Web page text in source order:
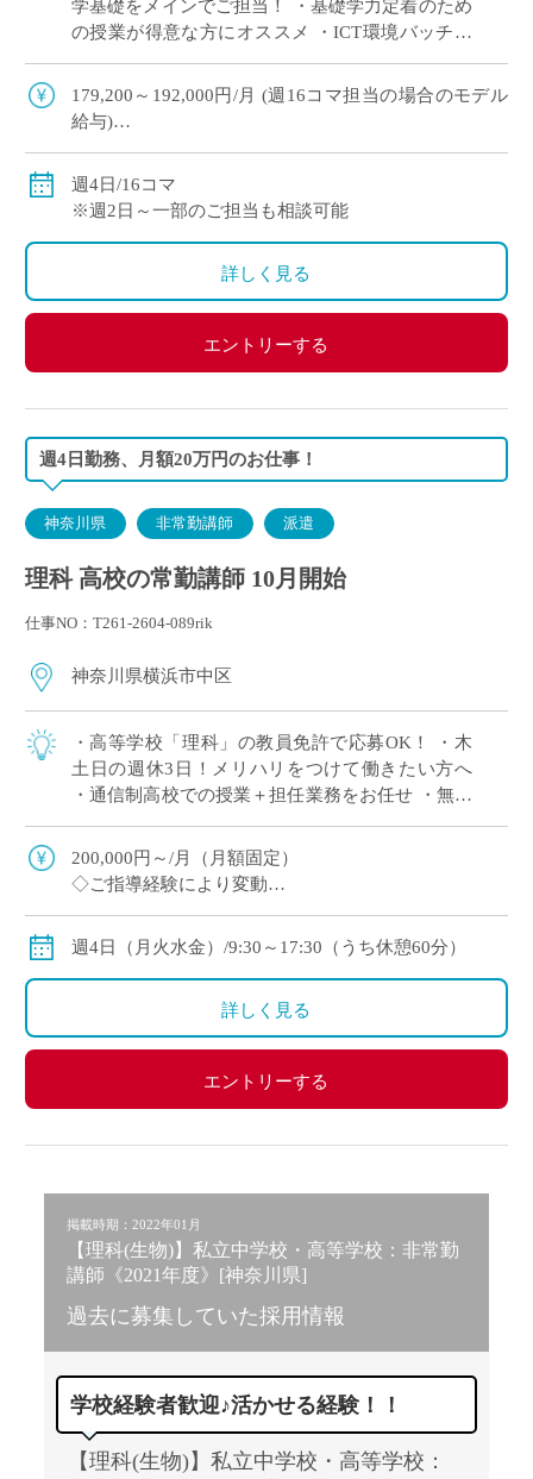
学基礎をメインでご担当！ ・基礎学力定着のため
の授業が得意な方にオススメ ・ICT環境バッチリ
179,200～192,000円/月 (週16コマ担当の場合のモデル
給与)
◇交通費別途支給
週4日/16コマ
※週2日～一部のご担当も相談可能
詳しく見る
エントリーする
週4日勤務、月額20万円のお仕事！
神奈川県 非常勤講師 派遣
理科 高校の常勤講師 10月開始
仕事NO：T261-2604-089rik
神奈川県横浜市中区
・高等学校「理科」の教員免許で応募OK！ ・木
土日の週休3日！メリハリをつけて働きたい方へ
・通信制高校での授業＋担任業務をお任せ ・無学
に寄り添いたい方へオススメ
200,000円～/月（月額固定）
◇ご指導経験により変動
週4日（月火水金）/9:30～17:30（うち休憩60分）
詳しく見る
エントリーする
掲載時期：2022年01月
【理科(生物)】私立中学校・高等学校：非常勤
講師《2021年度》[神奈川県]
過去に募集していた採用情報
学校経験者歓迎♪活かせる経験！！
【理科(生物)】私立中学校・高等学校：